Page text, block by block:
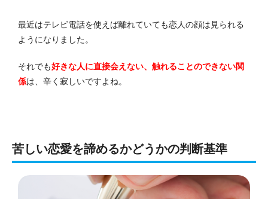
最近はテレビ電話を使えば離れていても恋人の顔は見られる
ようになりました。
それでも好きな人に直接会えない、 触れることのできない関
係は、辛く寂しいですよね。
苦しい恋愛を諦めるかどうかの判断基準